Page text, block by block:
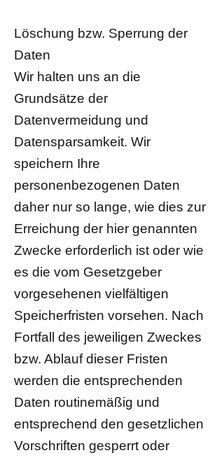
Löschung bzw. Sperrung der
Daten
Wir halten uns an die
Grundsätze der
Datenvermeidung und
Datensparsamkeit. Wir
speichern Ihre
personenbezogenen Daten
daher nur so lange, wie dies zur
Erreichung der hier genannten
Zwecke erforderlich ist oder wie
es die vom Gesetzgeber
vorgesehenen vielfältigen
Speicherfristen vorsehen. Nach
Fortfall des jeweiligen Zweckes
bzw. Ablauf dieser Fristen
werden die entsprechenden
Daten routinemäßig und
entsprechend den gesetzlichen
Vorschriften gesperrt oder